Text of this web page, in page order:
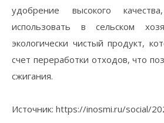
удобрение высокого
использовать в сельском
экологически чистый продукт,
счет переработки отходов, что
сжигания.
Источник: https://inosmi.ru/social/